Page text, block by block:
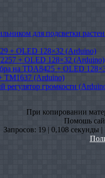
для подсветки
+ OLED 128×32 (Arduino)
+ OLED 128×32 (Arduino)
на TDA8425 + OLED
TM1637 (Arduino)
громкости
При копировании
Помошь
Запросов: 19 | 0,108 секунды